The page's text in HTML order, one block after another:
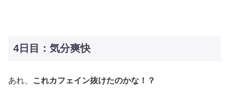
4日目：気分爽快
あれ、 これカフェイン抜けたのかな！？